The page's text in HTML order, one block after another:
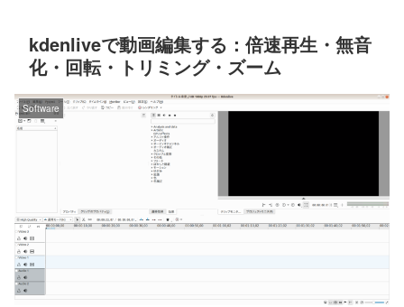
kdenliveで動画編集する：倍速再生・無音
化・回転・トリミング・ズーム
Software